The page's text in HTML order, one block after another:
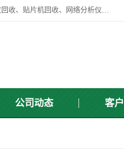
苏州讯芯微电子设备有限公司是一家做资源回收类企业，主要回收类目有：X-Ray回收、蓝牙测试仪回收、频谱分析仪回收、贴片机回收、网络分析仪回收、信号发生器回收等，从企业单位的需求出发，试通过本网络平台的建立有效整合物资市场，使可再生资源获得合理的流通和科学的再利用。
公司动态 客